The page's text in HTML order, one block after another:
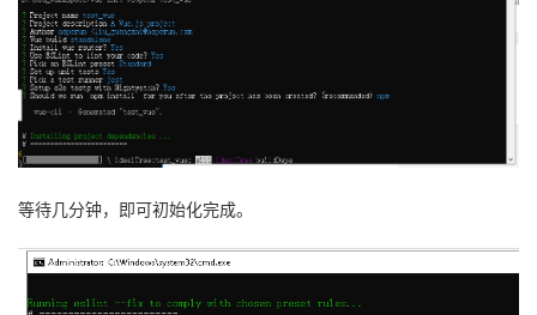
等待几分钟，即可初始化完成。